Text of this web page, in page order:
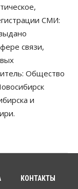
атакуют
СМИ:
связи,
Общество
и
КОНТАКТЫ